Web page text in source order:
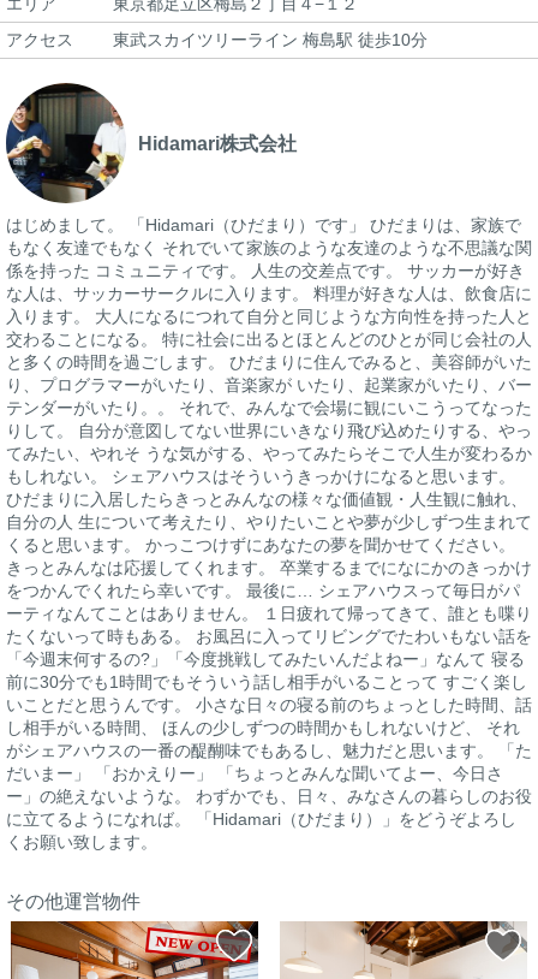
アクセス
東武スカイツリーライン 梅島駅 徒歩10分
Hidamari株式会社
はじめまして。 「Hidamari（ひだまり）です」 ひだまりは、家族で
もなく友達でもなく それでいて家族のような友達のような不思議な関
係を持った コミュニティです。 人生の交差点です。 サッカーが好き
な人は、サッカーサークルに入ります。 料理が好きな人は、飲食店に
入ります。 大人になるにつれて自分と同じような方向性を持った人と
交わることになる。 特に社会に出るとほとんどのひとが同じ会社の人
と多くの時間を過ごします。 ひだまりに住んでみると、美容師がいた
り、プログラマーがいたり、音楽家が いたり、起業家がいたり、バー
テンダーがいたり。。 それで、みんなで会場に観にいこうってなった
りして。 自分が意図してない世界にいきなり飛び込めたりする、やっ
てみたい、やれそ うな気がする、やってみたらそこで人生が変わるか
もしれない。 シェアハウスはそういうきっかけになると思います。
ひだまりに入居したらきっとみんなの様々な価値観・人生観に触れ、
自分の人 生について考えたり、やりたいことや夢が少しずつ生まれて
くると思います。 かっこつけずにあなたの夢を聞かせてください。
きっとみんなは応援してくれます。 卒業するまでになにかのきっかけ
をつかんでくれたら幸いです。 最後に… シェアハウスって毎日がパ
ーティなんてことはありません。 １日疲れて帰ってきて、誰とも喋り
たくないって時もある。 お風呂に入ってリビングでたわいもない話を
「今週末何するの?」「今度挑戦してみたいんだよねー」なんて 寝る
前に30分でも1時間でもそういう話し相手がいることって すごく楽し
いことだと思うんです。 小さな日々の寝る前のちょっとした時間、話
し相手がいる時間、 ほんの少しずつの時間かもしれないけど、 それ
がシェアハウスの一番の醍醐味でもあるし、魅力だと思います。 「た
だいまー」 「おかえりー」 「ちょっとみんな聞いてよー、今日さ
ー」の絶えないような。 わずかでも、日々、みなさんの暮らしのお役
に立てるようになれば。 「Hidamari（ひだまり）」をどうぞよろし
くお願い致します。
その他運営物件